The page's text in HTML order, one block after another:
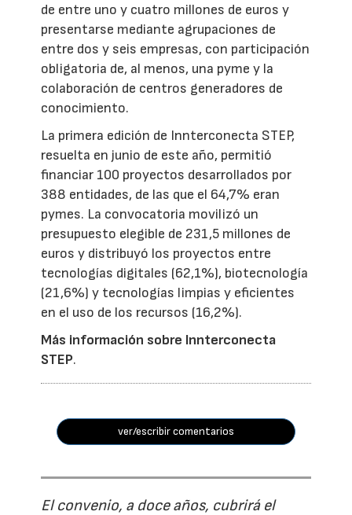
de entre uno y cuatro millones de euros y
presentarse mediante agrupaciones de
entre dos y seis empresas, con participación
obligatoria de, al menos, una pyme y la
colaboración de centros generadores de
conocimiento.
La primera edición de Innterconecta STEP,
resuelta en junio de este año, permitió
financiar 100 proyectos desarrollados por
388 entidades, de las que el 64,7% eran
pymes. La convocatoria movilizó un
presupuesto elegible de 231,5 millones de
euros y distribuyó los proyectos entre
tecnologías digitales (62,1%), biotecnología
(21,6%) y tecnologías limpias y eficientes
en el uso de los recursos (16,2%).
Más información sobre Innterconecta
STEP.
ver/escribir comentarios
El convenio, a doce años, cubrirá el